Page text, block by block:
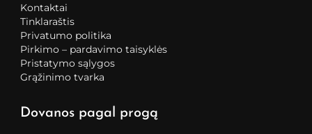
Kontaktai
Tinklaraštis
Privatumo politika
Pirkimo – pardavimo taisyklės
Pristatymo sąlygos
Grąžinimo tvarka
Dovanos pagal progą